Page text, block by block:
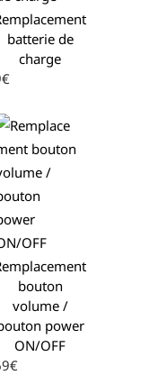
batterie de
charge
bouton
volume /
power
ON/OFF